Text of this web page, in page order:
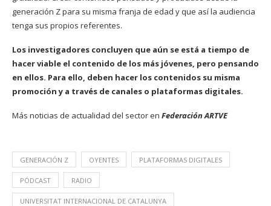
generación Z para su misma franja de edad y que así la audiencia
tenga sus propios referentes.
Los investigadores concluyen que aún se está a tiempo de
hacer viable el contenido de los más jóvenes, pero pensando
en ellos. Para ello, deben hacer los contenidos su misma
promoción y a través de canales o plataformas digitales.
Más noticias de actualidad del sector en Federación ARTVE
GENERACIÓN Z OYENTES PLATAFORMAS DIGITALES
PÓDCAST RADIO
UNIVERSITAT INTERNACIONAL DE CATALUNYA